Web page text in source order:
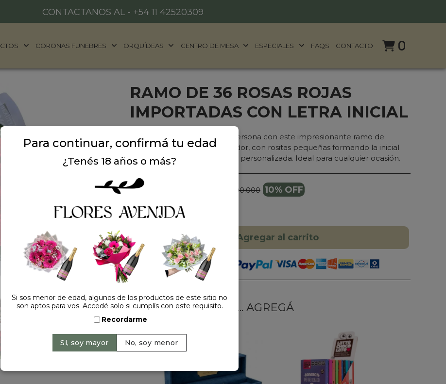
CONTACTANOS AL - +54 11 42520309
CORONAS FUNEBRES ORQUÍDEAS CENTRO DE MESA ESPECIALES FAQS CONTACTO 0
RAMO DE 36 ROSAS ROJAS
IMPORTADAS CON LETRA INICIAL
Impactá y sorprendé a esa persona con este impresionante ramo de
36 rosas importadas de Ecuador, con rositas pequeñas formando la inicial
de su nombre que puede ser personalizada. Ideal para cualquier ocasión.
Precio: $ 360.000 $ 400.000 10% OFF
Cantidad:
Agregar al carrito
HACELO ESPECIAL... AGREGÁ
Para continuar, confirmá tu edad
¿Tenés 18 años o más?
Si sos menor de edad, algunos de los productos de este sitio no
son aptos para vos. Accedé solo si cumplís con este requisito.
Recordarme